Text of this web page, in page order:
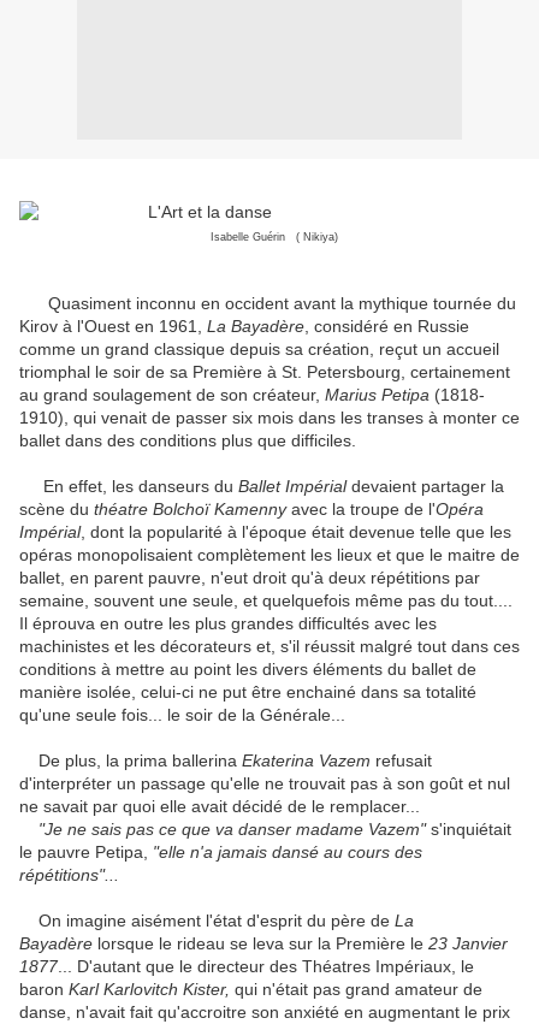
Isabelle Guérin ( Nikiya)
Quasiment inconnu en occident avant la mythique tournée du
Kirov à l'Ouest en 1961, La Bayadère , considéré en Russie
comme un grand classique depuis sa création, reçut un accueil
triomphal le soir de sa Première à St. Petersbourg, certainement
au grand soulagement de son créateur, Marius Petipa (1818-
1910), qui venait de passer six mois dans les transes à monter ce
ballet dans des conditions plus que difficiles.
En effet, les danseurs du Ballet Impérialdevaient partager la
scène du théatre BolchoïKamennyavec la troupe de l'Opéra
Impérial, dont la popularité à l'époque était devenue telle que les
opéras monopolisaient complètement les lieux et que le maitre de
ballet, en parent pauvre, n'eut droit qu'à deux répétitions par
semaine, souvent une seule, et quelquefois même pas du tout....
Il éprouva en outre les plus grandes difficultés avec les
machinistes et les décorateurs et, s'il réussit malgré tout dans ces
conditions à mettre au point les divers éléments du ballet de
manière isolée, celui-ci ne put être enchainé dans sa totalité
qu'une seule fois... le soir de la Générale...
De plus, la prima ballerina Ekaterina Vazem refusait
d'interpréter un passage qu'elle ne trouvait pas à son goût et nul
ne savait par quoi elle avait décidé de le remplacer...
"Je ne sais pas ce que va danser madame Vazem"s'inquiétait
le pauvre Petipa,
"elle n'a jamais dansé au cours des
répétitions"...
On imagine aisément l'état d'esprit du père de La
Bayadère lorsque le rideau se leva sur la Première le 23 Janvier
1877... D'autant que le directeur des Théatres Impériaux, le
baron Karl Karlovitch Kister, qui n'était pas grand amateur de
danse, n'avait fait qu'accroitre son anxiété en augmentant le prix